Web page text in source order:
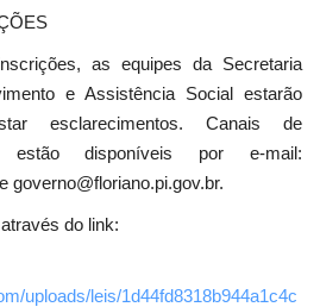
as equipes da Secretaria
e Assistência Social estarão
esclarecimentos. Canais de
estão disponíveis por e-mail:
governo@floriano.pi.gov.br.
do link:
uploads/leis/1d44fd8318b944a1c4c